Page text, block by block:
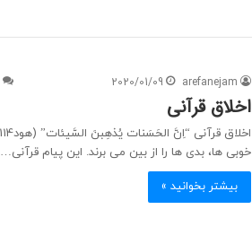
arefanejam
2020/01/09
اخلاق قرآنی
خوبی ها، بدی ها را از بین می برند. این پیام قرآنی…
بیشتر بخوانید »